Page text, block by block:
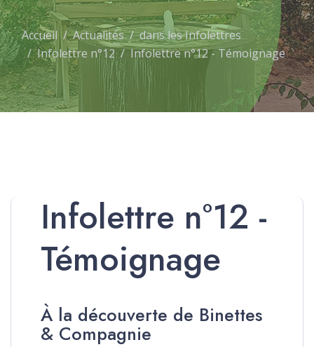
Accueil Actualités
dans les Infolettres
Infolettre n°12
Infolettre n°12 - Témoignage
Infolettre n°12 -
Témoignage
À la découverte de Binettes
& Compagnie